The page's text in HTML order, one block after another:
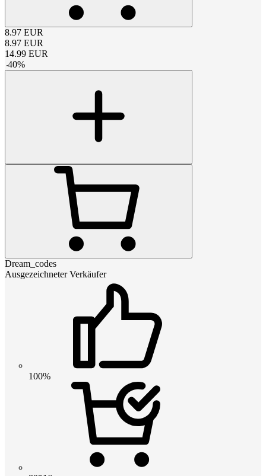
8.97 EUR
8.97 EUR
14.99 EUR
-40%
Dream_codes
Ausgezeichneter Verkäufer
100%